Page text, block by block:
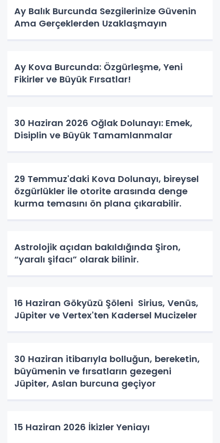
Ay Balık Burcunda Sezgilerinize Güvenin
Ama Gerçeklerden Uzaklaşmayın
Ay Kova Burcunda: Özgürleşme, Yeni
Fikirler ve Büyük Fırsatlar!
30 Haziran 2026 Oğlak Dolunayı: Emek,
Disiplin ve Büyük Tamamlanmalar
29 Temmuz'daki Kova Dolunayı, bireysel
özgürlükler ile otorite arasında denge
kurma temasını ön plana çıkarabilir.
Astrolojik açıdan bakıldığında Şiron,
“yaralı şifacı” olarak bilinir.
16 Haziran Gökyüzü Şöleni Sirius, Venüs,
Jüpiter ve Vertex'ten Kadersel Mucizeler
30 Haziran itibarıyla bolluğun, bereketin,
büyümenin ve fırsatların gezegeni
Jüpiter, Aslan burcuna geçiyor
15 Haziran 2026 İkizler Yeniayı